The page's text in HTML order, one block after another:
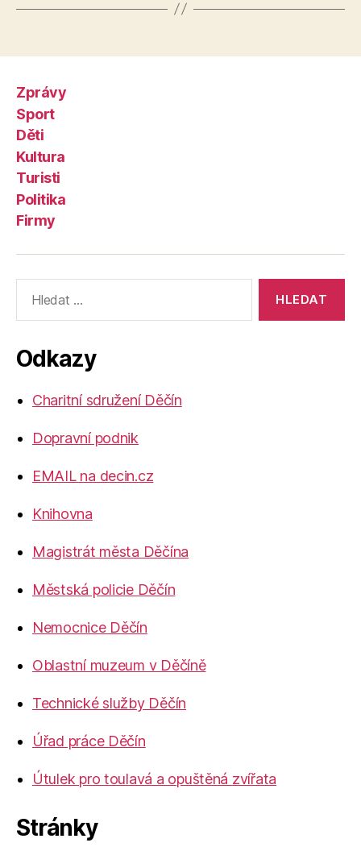
Zprávy
Sport
Děti
Kultura
Turisti
Politika
Firmy
vyhledávání:
Odkazy
Charitní sdružení Děčín
Dopravní podnik
EMAIL na decin.cz
Knihovna
Magistrát města Děčína
Městská policie Děčín
Nemocnice Děčín
Oblastní muzeum v Děčíně
Technické služby Děčín
Úřad práce Děčín
Útulek pro toulavá a opuštěná zvířata
Stránky